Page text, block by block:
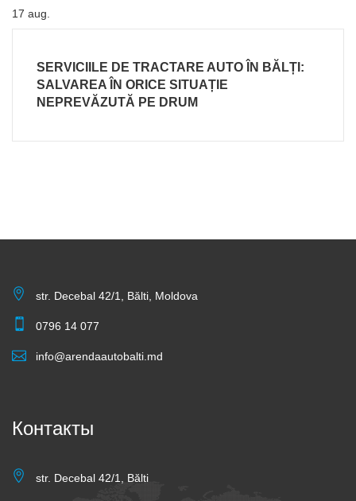
17 aug.
SERVICIILE DE TRACTARE AUTO ÎN BĂLȚI:
SALVAREA ÎN ORICE SITUAȚIE
NEPREVĂZUTĂ PE DRUM
str. Decebal 42/1, Bălti, Moldova
0796 14 077
info@arendaautobalti.md
Контакты
str. Decebal 42/1, Bălti